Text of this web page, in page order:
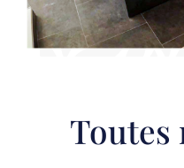
Toutes